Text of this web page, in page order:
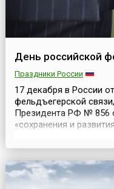
День российской
Праздники России
17 декабря в России
фельдъегерской
Президента РФ № 856
«сохранения и
фельдъегерской
День сотрудников
службы отмечался в
Фельдъегерь (от не...